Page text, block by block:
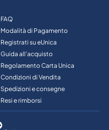
FAQ
Modalità di Pagamento
Registrati su eUnica
Guida all’acquisto
Regolamento Carta Unica
Condizioni di Vendita
Spedizioni e consegne
Resi e rimborsi